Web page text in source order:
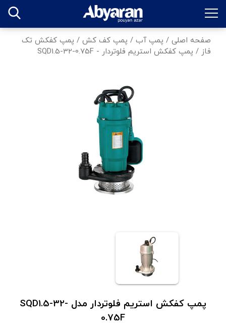
صفحه اصلی / پمپ آب / پمپ کف کش / پمپ کفکش تک
فاز / پمپ كفكش استريم فلوتردار - SQD1.5-32-0.75F
پمپ كفكش استريم فلوتردار مدل SQD1.5-32-
0.75F